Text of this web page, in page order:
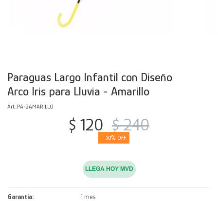
Paraguas Largo Infantil con Diseño
Arco Iris para Lluvia - Amarillo
PA-2AMARILLO
$ 120 $ 240
50
LLEGA HOY MVD
Garantía 1 mes
Calefactores
Acolchados y Frazadas